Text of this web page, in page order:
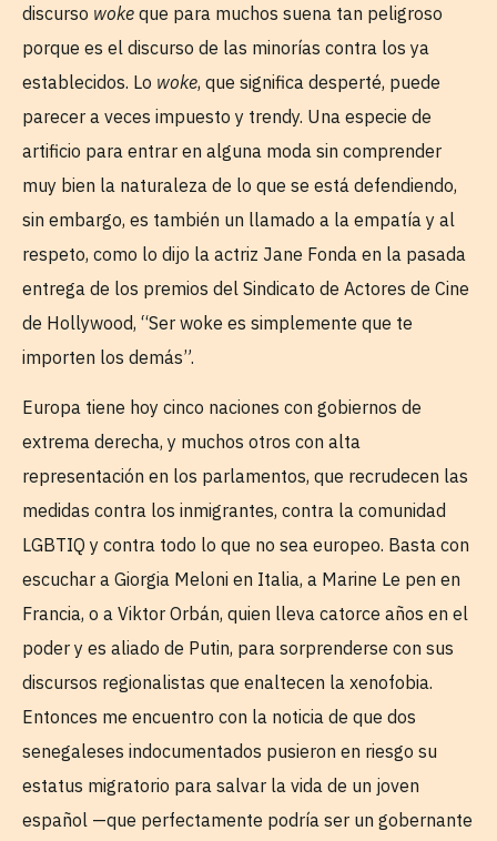
discurso woke que para muchos suena tan peligroso
porque es el discurso de las minorías contra los ya
establecidos. Lo woke, que significa desperté, puede
parecer a veces impuesto y trendy. Una especie de
artificio para entrar en alguna moda sin comprender
muy bien la naturaleza de lo que se está defendiendo,
sin embargo, es también un llamado a la empatía y al
respeto, como lo dijo la actriz Jane Fonda en la pasada
entrega de los premios del Sindicato de Actores de Cine
de Hollywood, “Ser woke es simplemente que te
importen los demás”.
Europa tiene hoy cinco naciones con gobiernos de
extrema derecha, y muchos otros con alta
representación en los parlamentos, que recrudecen las
medidas contra los inmigrantes, contra la comunidad
LGBTIQ y contra todo lo que no sea europeo. Basta con
escuchar a Giorgia Meloni en Italia, a Marine Le pen en
Francia, o a Viktor Orbán, quien lleva catorce años en el
poder y es aliado de Putin, para sorprenderse con sus
discursos regionalistas que enaltecen la xenofobia.
Entonces me encuentro con la noticia de que dos
senegaleses indocumentados pusieron en riesgo su
estatus migratorio para salvar la vida de un joven
español —que perfectamente podría ser un gobernante